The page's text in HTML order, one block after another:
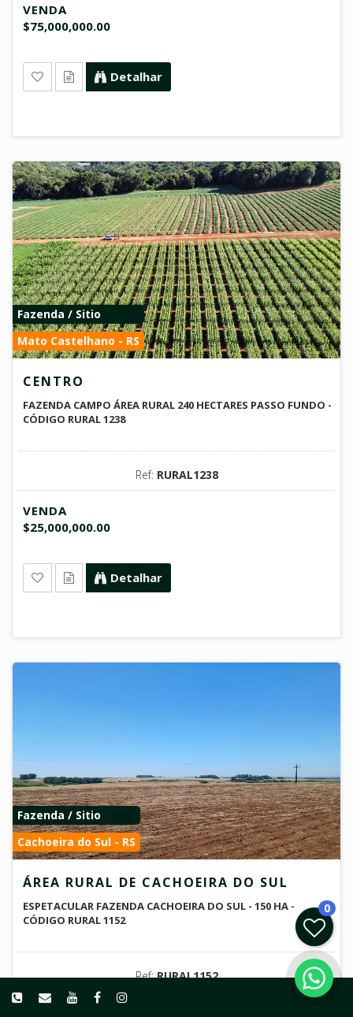
VENDA
$75,000,000.00
Detalhar
Fazenda / Sitio
Mato Castelhano - RS
CENTRO
FAZENDA CAMPO ÁREA RURAL 240 HECTARES PASSO FUNDO -
CÓDIGO RURAL 1238
Ref: RURAL1238
VENDA
$25,000,000.00
Detalhar
Fazenda / Sitio
Cachoeira do Sul - RS
ÁREA RURAL DE CACHOEIRA DO SUL
ESPETACULAR FAZENDA CACHOEIRA DO SUL - 150 HA -
CÓDIGO RURAL 1152
Ref:RURAL1152
0